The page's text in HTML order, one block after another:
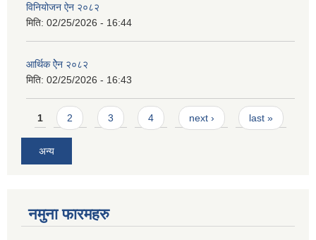
विनियोजन ऐन २०८२
मिति: 02/25/2026 - 16:44
आर्थिक ऐेन २०८२
मिति: 02/25/2026 - 16:43
Pages
1 2 3 4 next › last »
अन्य
नमुना फारमहरु